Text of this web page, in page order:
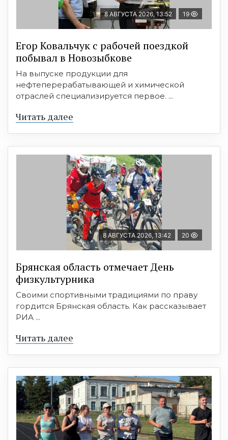
8 АВГУСТА 2026, 13:52 19
Егор Ковальчук с рабочей поездкой
побывал в Новозыбкове
На выпуске продукции для
нефтеперерабатывающей и химической
отраслей специализируется первое. ...
Читать далее
8 АВГУСТА 2026, 13:42 20
Брянская область отмечает День
физкультурника
Своими спортивными традициями по праву
гордится Брянская область. Как рассказывает
РИА ...
Читать далее